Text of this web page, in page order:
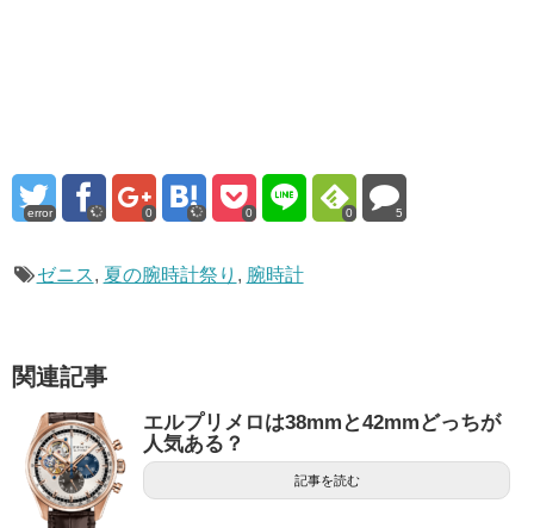
error 0 0 0 5
ゼニス, 夏の腕時計祭り , 腕時計
関連記事
エルプリメロは38mmと42mmどっちが
人気ある？
記事を読む